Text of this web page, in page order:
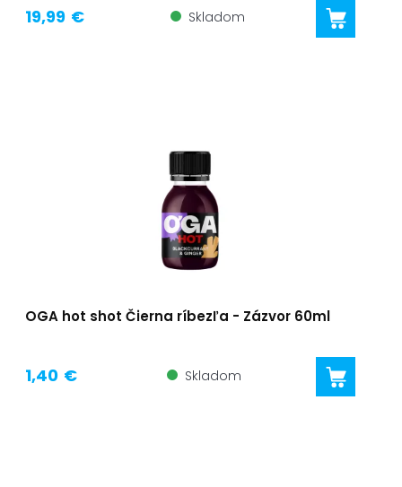
19,99 € Skladom
OGA hot shot Čierna ríbezľa - Zázvor 60ml
1,40 € Skladom